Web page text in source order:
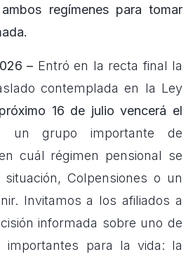
regímenes para tomar
– Entró en la recta final la
contemplada en la Ley
16 de julio vencerá el
un grupo importante de
cuál régimen pensional se
Colpensiones o un
Invitamos a los afiliados a
informada sobre uno de
importantes para la vida: la